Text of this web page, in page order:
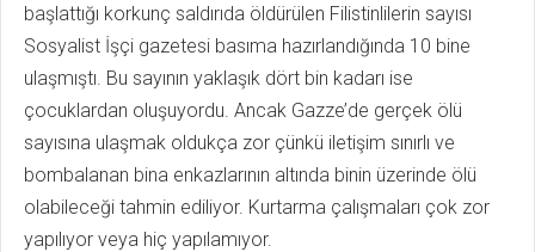
başlattığı korkunç saldırıda öldürülen Filistinlilerin sayısı
Sosyalist İşçi gazetesi basıma hazırlandığında 10 bine
ulaşmıştı. Bu sayının yaklaşık dört bin kadarı ise
çocuklardan oluşuyordu. Ancak Gazze’de gerçek ölü
sayısına ulaşmak oldukça zor çünkü iletişim sınırlı ve
bombalanan bina enkazlarının altında binin üzerinde ölü
olabileceği tahmin ediliyor. Kurtarma çalışmaları çok zor
yapılıyor veya hiç yapılamıyor.